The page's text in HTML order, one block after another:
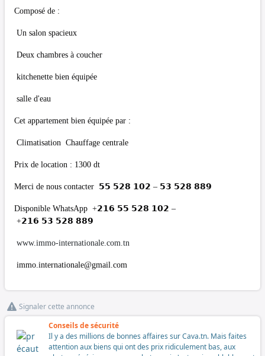
Composé de :
Un salon spacieux
Deux chambres à coucher
kitchenette bien équipée
salle d'eau
Cet appartement bien équipée par :
Climatisation Chauffage centrale
Prix de location : 1300 dt
Merci de nous contacter 𝟱𝟱 𝟱𝟮𝟴 𝟭𝟬𝟮 – 𝟱𝟯 𝟱𝟮𝟴 𝟴𝟴𝟵
Disponible WhatsApp +𝟮𝟭𝟲 𝟱𝟱 𝟱𝟮𝟴 𝟭𝟬𝟮 –
+𝟮𝟭𝟲 𝟱𝟯 𝟱𝟮𝟴 𝟴𝟴𝟵
www.immo-internationale.com.tn
immo.internationale@gmail.com
Signaler cette annonce
Conseils de sécurité
Il y a des millions de bonnes affaires sur Cava.tn. Mais faites
attention aux biens qui ont des prix ridiculement bas, aux